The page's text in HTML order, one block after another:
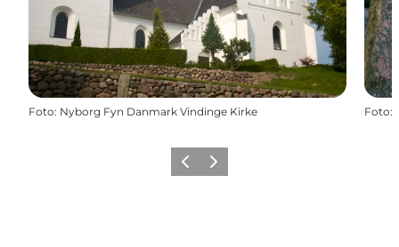
Foto: Nyborg Fyn Danmark Vindinge Kirke Foto:
ZurückWeiter